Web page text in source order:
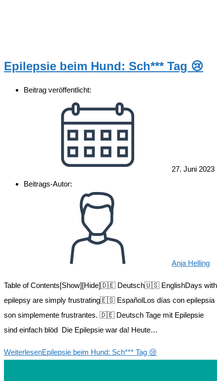
Epilepsie beim Hund: Sch*** Tag 😢
Beitrag veröffentlicht:
27. Juni 2023
Beitrags-Autor:
Anja Helling
Table of Contents[Show][Hide]🇩🇪 Deutsch🇺🇸 EnglishDays with
epilepsy are simply frustrating🇪🇸 EspañolLos días con epilepsia
son simplemente frustrantes. 🇩🇪 Deutsch Tage mit Epilepsie
sind einfach blöd Die Epilepsie war da! Heute…
WeiterlesenEpilepsie beim Hund: Sch*** Tag 😢